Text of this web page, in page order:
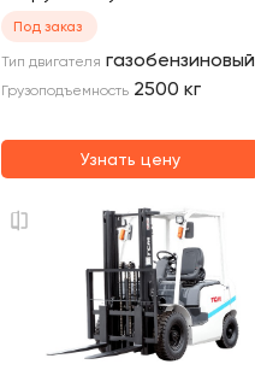
Под заказ
Тип двигателя газобензиновый
Грузоподъемность 2500 кг
Узнать цену